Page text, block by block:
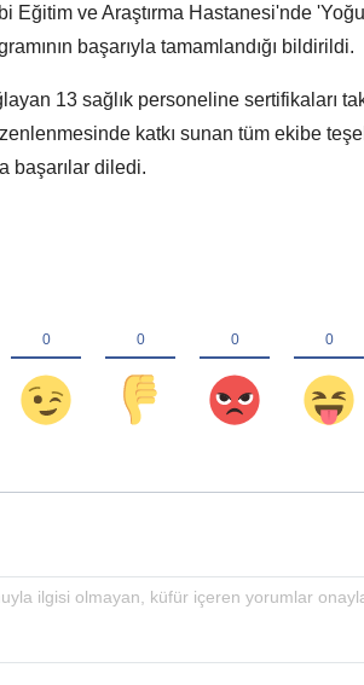
Eğitim ve Araştırma Hastanesi'nde
başarıyla tamamlandığı bildirildi.
13 sağlık personeline sertifikaları
katkı sunan tüm ekibe
başarılar diledi.